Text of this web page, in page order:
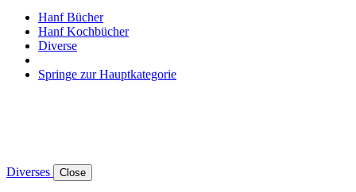
Hanf Bücher
Hanf Kochbücher
Diverse
Springe zur Hauptkategorie
Diverses Close